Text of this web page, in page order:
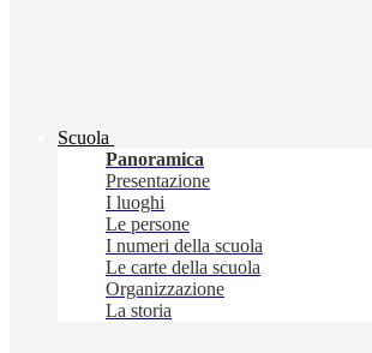
Scuola
Panoramica
Presentazione
I luoghi
Le persone
I numeri della scuola
Le carte della scuola
Organizzazione
La storia